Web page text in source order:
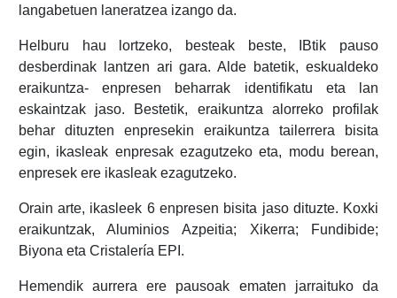
langabetuen laneratzea izango da.
Helburu hau lortzeko, besteak beste, IBtik pauso
desberdinak lantzen ari gara. Alde batetik, eskualdeko
eraikuntza- enpresen beharrak identifikatu eta lan
eskaintzak jaso. Bestetik, eraikuntza alorreko profilak
behar dituzten enpresekin eraikuntza tailerrera bisita
egin, ikasleak enpresak ezagutzeko eta, modu berean,
enpresek ere ikasleak ezagutzeko.
Orain arte, ikasleek 6 enpresen bisita jaso dituzte. Koxki
eraikuntzak, Aluminios Azpeitia; Xikerra; Fundibide;
Biyona eta Cristalería EPI.
Hemendik aurrera ere pausoak ematen jarraituko da